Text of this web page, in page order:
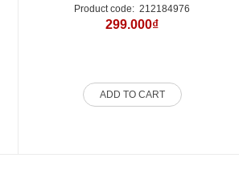
Product code:212184976
299.000₫
ADD TO CART